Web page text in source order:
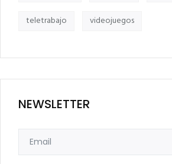
teletrabajo videojuegos
NEWSLETTER